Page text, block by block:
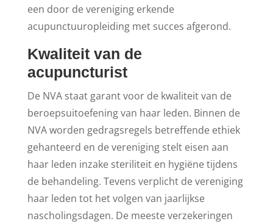
een door de vereniging erkende
acupunctuuropleiding met succes afgerond.
Kwaliteit van de
acupuncturist
De NVA staat garant voor de kwaliteit van de
beroepsuitoefening van haar leden. Binnen de
NVA worden gedragsregels betreffende ethiek
gehanteerd en de vereniging stelt eisen aan
haar leden inzake steriliteit en hygiëne tijdens
de behandeling. Tevens verplicht de vereniging
haar leden tot het volgen van jaarlijkse
nascholingsdagen. De meeste verzekeringen